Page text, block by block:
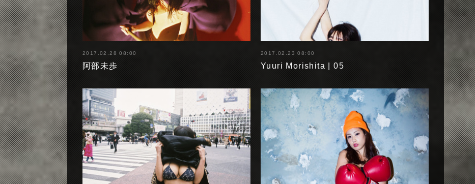
2017.02.28 08:00
阿部未歩
2017.02.23 08:00
Yuuri Morishita | 05